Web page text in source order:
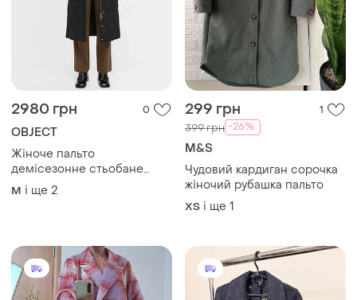
2980 грн 0
OBJECT
Жіноче пальто
демісезонне стьобане
довге object m/l чорне
(12345717-63)
M і ще 2
299 грн 1
399 грн -26%
M&S
Чудовий кардиган сорочка
жіночий рубашка пальто
ХS і ще 1